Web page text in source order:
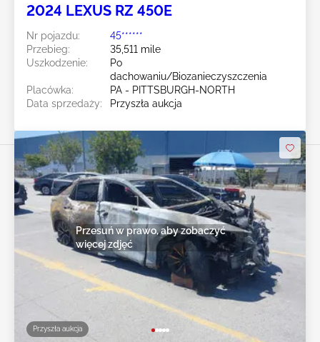
2024 LEXUS RZ 450E
Nr pojazdu:
45******
Przebieg:
35,511 mile
Uszkodzenie:
Po
dachowaniu/Biozanieczyszczenia
Placówka:
PA - PITTSBURGH-NORTH
Data sprzedaży:
Przyszła aukcja
Przyszła aukcja
Przesuń w prawo, aby zobaczyć
więcej zdjęć